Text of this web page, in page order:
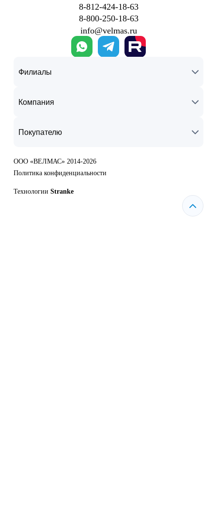
8‑812‑424‑18‑63
8‑800‑250‑18‑63
info@velmas.ru
Филиалы
Компания
Покупателю
ООО «ВЕЛМАС» 2014-2026
Политика конфиденциальности
Технологии Stranke